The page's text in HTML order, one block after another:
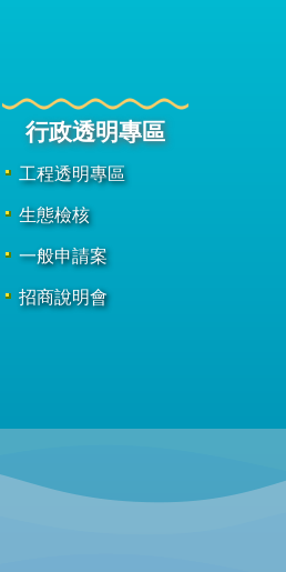
行政透明專區
工程透明專區
生態檢核
一般申請案
招商說明會